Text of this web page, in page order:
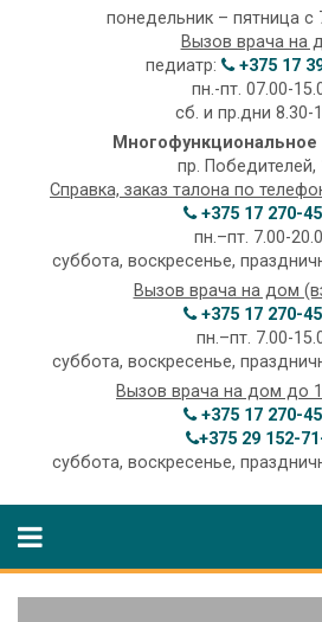
понедельник – пятница с
Вызов врача на
педиатр:
+375 17
пн.-пт. 07.00-
сб. и пр.дни 8.30-
пр. Победителей,
Справка, заказ талона по
+375 17 270-
пн.–пт. 7.00-
суббота, воскресенье,
Вызов врача на дом
+375 17 270-
пн.–пт. 7.00-
суббота, воскресенье,
Вызов врача на дом до
+375 17 270-
+375 29 152-
суббота, воскресенье,